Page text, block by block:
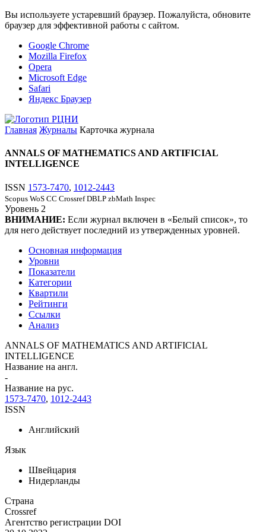
Вы используете устаревший браузер. Пожалуйста, обновите
браузер для эффективной работы с сайтом.
Google Chrome
Mozilla Firefox
Opera
Microsoft Edge
Safari
Яндекс Браузер
Главная Журналы Карточка журнала
ANNALS OF MATHEMATICS AND ARTIFICIAL
INTELLIGENCE
ISSN 1573-7470, 1012-2443
Scopus WoS CC Crossref DBLP zbMath Inspec
Уровень 2
ВНИМАНИЕ: Если журнал включен в «Белый список», то
для него действует последний из утвержденных уровней.
Основная информация
Уровни
Показатели
Категории
Квартили
Рейтинги
Ссылки
Анализ
ANNALS OF MATHEMATICS AND ARTIFICIAL
INTELLIGENCE
Название на англ.
-
Название на рус.
1573-7470, 1012-2443
ISSN
Английский
Язык
Швейцария
Нидерланды
Страна
Crossref
Агентство регистрации DOI